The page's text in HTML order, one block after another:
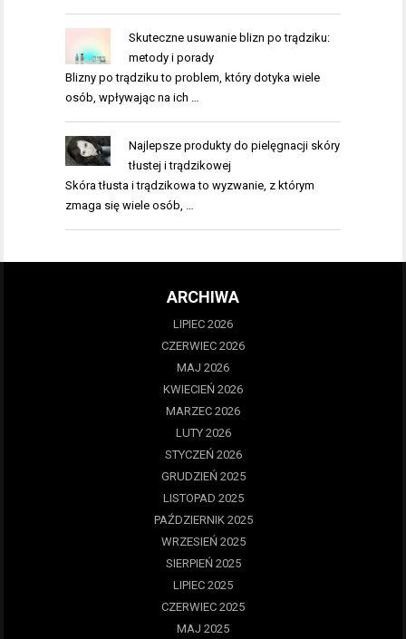
Skuteczne usuwanie blizn po trądziku:
metody i porady
Blizny po trądziku to problem, który dotyka wiele
osób, wpływając na ich …
Najlepsze produkty do pielęgnacji skóry
tłustej i trądzikowej
Skóra tłusta i trądzikowa to wyzwanie, z którym
zmaga się wiele osób, …
ARCHIWA
LIPIEC 2026
CZERWIEC 2026
MAJ 2026
KWIECIEŃ 2026
MARZEC 2026
LUTY 2026
STYCZEŃ 2026
GRUDZIEŃ 2025
LISTOPAD 2025
PAŹDZIERNIK 2025
WRZESIEŃ 2025
SIERPIEŃ 2025
LIPIEC 2025
CZERWIEC 2025
MAJ 2025